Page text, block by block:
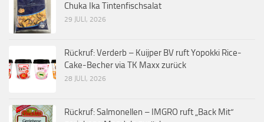
Chuka Ika Tintenfischsalat
29 JULI, 2026
Rückruf: Verderb – Kuijper BV ruft Yopokki Rice-
Cake-Becher via TK Maxx zurück
28 JULI, 2026
Rückruf: Salmonellen – IMGRO ruft „Back Mit“